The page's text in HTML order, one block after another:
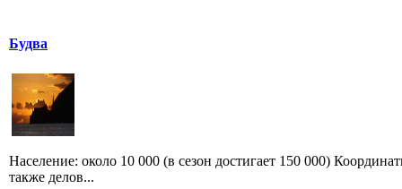
Будва
Население: около 10 000 (в сезон достигает 150 000)
также делов...